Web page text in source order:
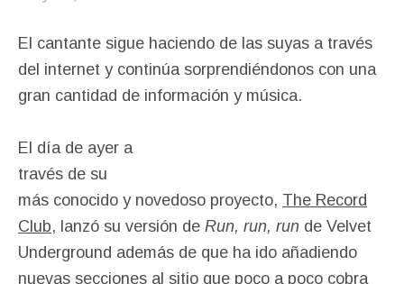
El cantante sigue haciendo de las suyas a través
del internet y continúa sorprendiéndonos con una
gran cantidad de información y música.
El día de ayer a
través de su
más conocido y novedoso proyecto, The Record
Club, lanzó su versión de Run, run, run de Velvet
Underground además de que ha ido añadiendo
nuevas secciones al sitio que poco a poco cobra